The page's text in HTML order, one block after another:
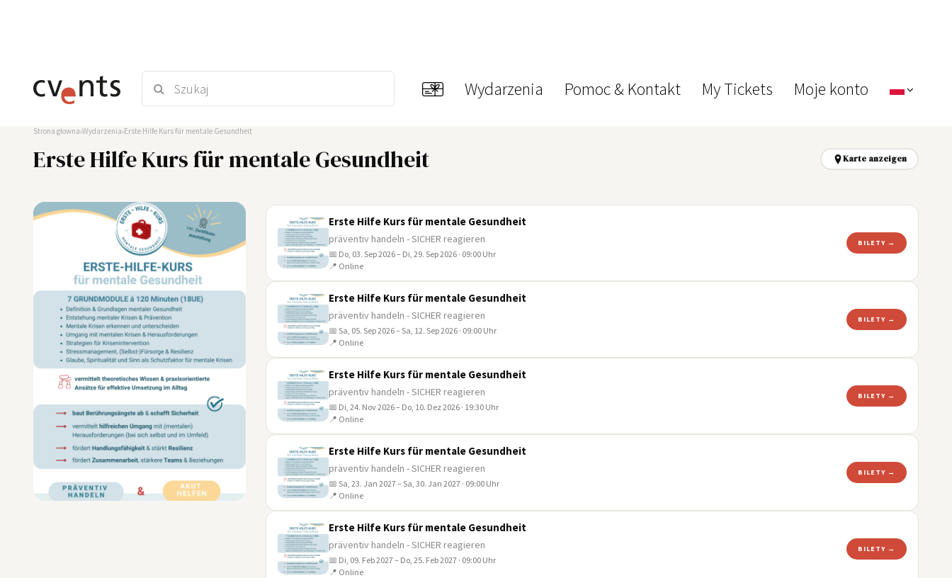
Wydarzenia Pomoc & Kontakt My Tickets Moje konto
Strona głowna Wydarzenia Erste Hilfe Kurs für mentale Gesundheit
Erste Hilfe Kurs für mentale Gesundheit Karte anzeigen
Erste Hilfe Kurs für mentale Gesundheit
präventiv handeln - SICHER reagieren
📅 Do, 03. Sep 2026 – Di, 29. Sep 2026 · 09:00 Uhr
📍 Online
BILETY →
Erste Hilfe Kurs für mentale Gesundheit
präventiv handeln - SICHER reagieren
📅 Sa, 05. Sep 2026 – Sa, 12. Sep 2026 · 09:00 Uhr
📍 Online
BILETY →
Erste Hilfe Kurs für mentale Gesundheit
präventiv handeln - SICHER reagieren
📅 Di, 24. Nov 2026 – Do, 10. Dez 2026 · 19:30 Uhr
📍 Online
BILETY →
Erste Hilfe Kurs für mentale Gesundheit
präventiv handeln - SICHER reagieren
📅 Sa, 23. Jan 2027 – Sa, 30. Jan 2027 · 09:00 Uhr
📍 Online
BILETY →
Erste Hilfe Kurs für mentale Gesundheit
präventiv handeln - SICHER reagieren
📅 Di, 09. Feb 2027 – Do, 25. Feb 2027 · 09:00 Uhr
📍 Online
BILETY →